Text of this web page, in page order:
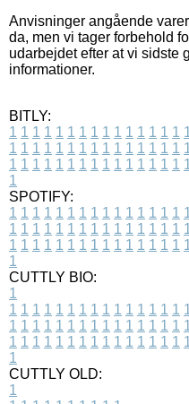
Anvisninger angående
da, men vi tager forbehold
udarbejdet efter at vi sidste
informationer.
BITLY:
1 1 1 1 1 1 1 1 1 1 1 1 1 1 1
1 1 1 1 1 1 1 1 1 1 1 1 1 1 1
1 1 1 1 1 1 1 1 1 1 1 1 1 1 1
1
SPOTIFY:
1 1 1 1 1 1 1 1 1 1 1 1 1 1 1
1 1 1 1 1 1 1 1 1 1 1 1 1 1 1
1 1 1 1 1 1 1 1 1 1 1 1 1 1 1
1
CUTTLY BIO:
1
1 1 1 1 1 1 1 1 1 1 1 1 1 1 1
1 1 1 1 1 1 1 1 1 1 1 1 1 1 1
1 1 1 1 1 1 1 1 1 1 1 1 1 1 1
1
CUTTLY OLD:
1